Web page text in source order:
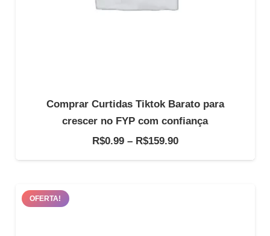
Comprar Curtidas Tiktok Barato para
crescer no FYP com confiança
R$0.99 – R$159.90Faixa
OFERTA!